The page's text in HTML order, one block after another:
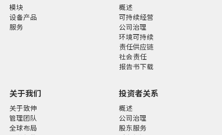
模块
设备产品
服务
概述
可持续经营
公司治理
环境可持续
责任供应链
社会责任
报告书下载
关于我们
关于致伸
管理团队
全球布局
投资者关系
概述
公司治理
股东服务